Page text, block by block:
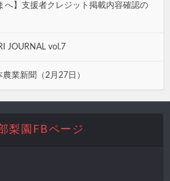
へ】支援者クレジット掲載内容確認の
JOURNAL vol.7
農業新聞（2月27日）
梨園FBページ